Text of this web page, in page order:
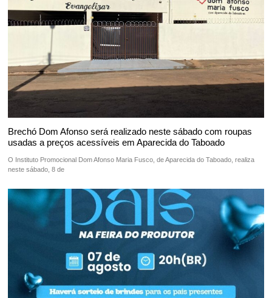
Brechó Dom Afonso será realizado neste sábado com roupas
usadas a preços acessíveis em Aparecida do Taboado
O Instituto Promocional Dom Afonso Maria Fusco, de Aparecida do Taboado, realiza
neste sábado, 8 de